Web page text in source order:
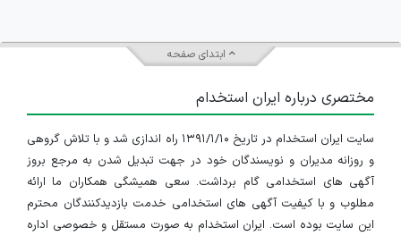
ابتدای صفحه
مختصری درباره ایران استخدام
سایت ایران استخدام در تاریخ ۱۳۹۱/۱/۱۰ راه اندازی شد و با تلاش گروهی
و روزانه مدیران و نویسندگان خود در جهت تبدیل شدن به مرجع بروز
آگهی های استخدامی گام برداشت. سعی همیشگی همکاران ما ارائه
مطلوب و با کیفیت آگهی های استخدامی خدمت بازدیدکنندگان محترم
این سایت بوده است. ایران استخدام به صورت مستقل و خصوصی اداره